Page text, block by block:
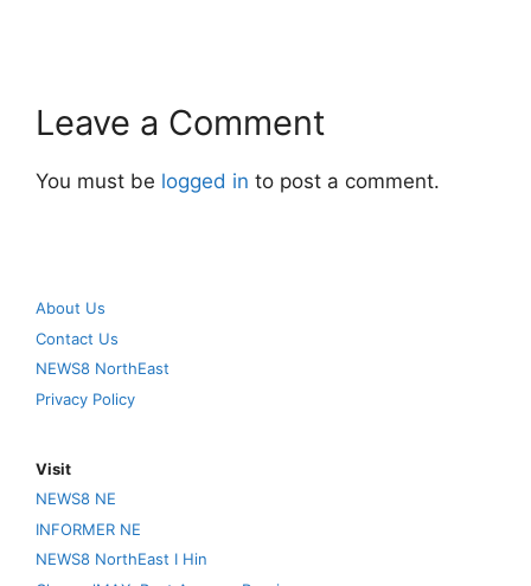
Leave a Comment
You must be logged in to post a comment.
About Us
Contact Us
NEWS8 NorthEast
Privacy Policy
Visit
NEWS8 NE
INFORMER NE
NEWS8 NorthEast I Hin